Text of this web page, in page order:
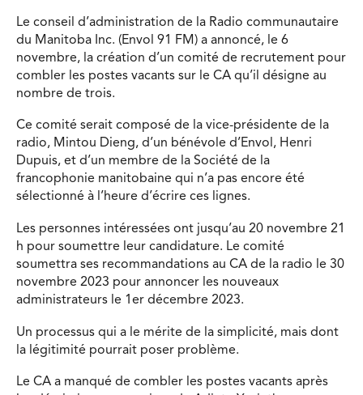
Le conseil d’administration de la Radio communautaire
du Manitoba Inc. (Envol 91 FM) a annoncé, le 6
novembre, la création d’un comité de recrutement pour
combler les postes vacants sur le CA qu’il désigne au
nombre de trois.
Ce comité serait composé de la vice-présidente de la
radio, Mintou Dieng, d’un bénévole d’Envol, Henri
Dupuis, et d’un membre de la Société de la
francophonie manitobaine qui n’a pas encore été
sélectionné à l’heure d’écrire ces lignes.
Les personnes intéressées ont jusqu’au 20 novembre 21
h pour soumettre leur candidature. Le comité
soumettra ses recommandations au CA de la radio le 30
novembre 2023 pour annoncer les nouveaux
administrateurs le 1er décembre 2023.
Un processus qui a le mérite de la simplicité, mais dont
la légitimité pourrait poser problème.
Le CA a manqué de combler les postes vacants après